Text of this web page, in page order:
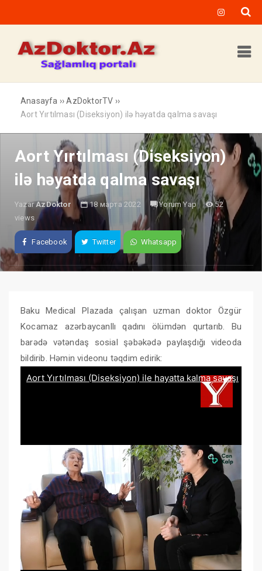
Anasayfa ››AzDoktorTV ››
Aort Yırtılması (Diseksiyon) ilə həyatda qalma savaşı
Aort Yırtılması (Diseksiyon)
ilə həyatda qalma savaşı
YazarAzDoktor 18 марта 2022 Yorum Yap
52
views
Facebook Twitter Whatsapp
Baku Medical Plazada çalışan uzman doktor Özgür
Kocamaz azərbaycanllı qadını ölümdən qurtarıb. Bu
barədə vətəndaş sosial şəbəkədə paylaşdığı videoda
bildirib. Həmin videonu təqdim edirik: